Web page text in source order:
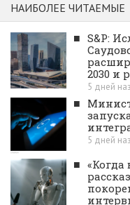
НАИБОЛЕЕ ЧИТАЕМЫЕ
■ S&P:
2030 и
5 дней
■
5 дней
■ «Когда